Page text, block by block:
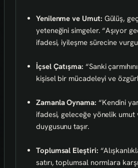
Yenilenme ve Umut: Gülüş,
yeteneğini simgeler. “Aşıyor
ifadesi, iyileşme sürecine
İçsel Çatışma: “Sanki
kişisel bir mücadeleyi ve
Zamanla Oynama: “Kendini
ifadesi, geleceğe yönelik umut
duygusunu taşır.
Toplumsal Eleştiri:
satırı, toplumsal normlara